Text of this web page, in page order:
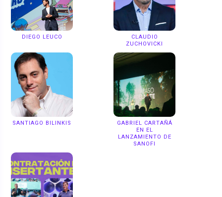
DIEGO LEUCO
CLAUDIO
ZUCHOVICKI
SANTIAGO BILINKIS
GABRIEL CARTAÑÁ
EN EL
LANZAMIENTO DE
SANOFI